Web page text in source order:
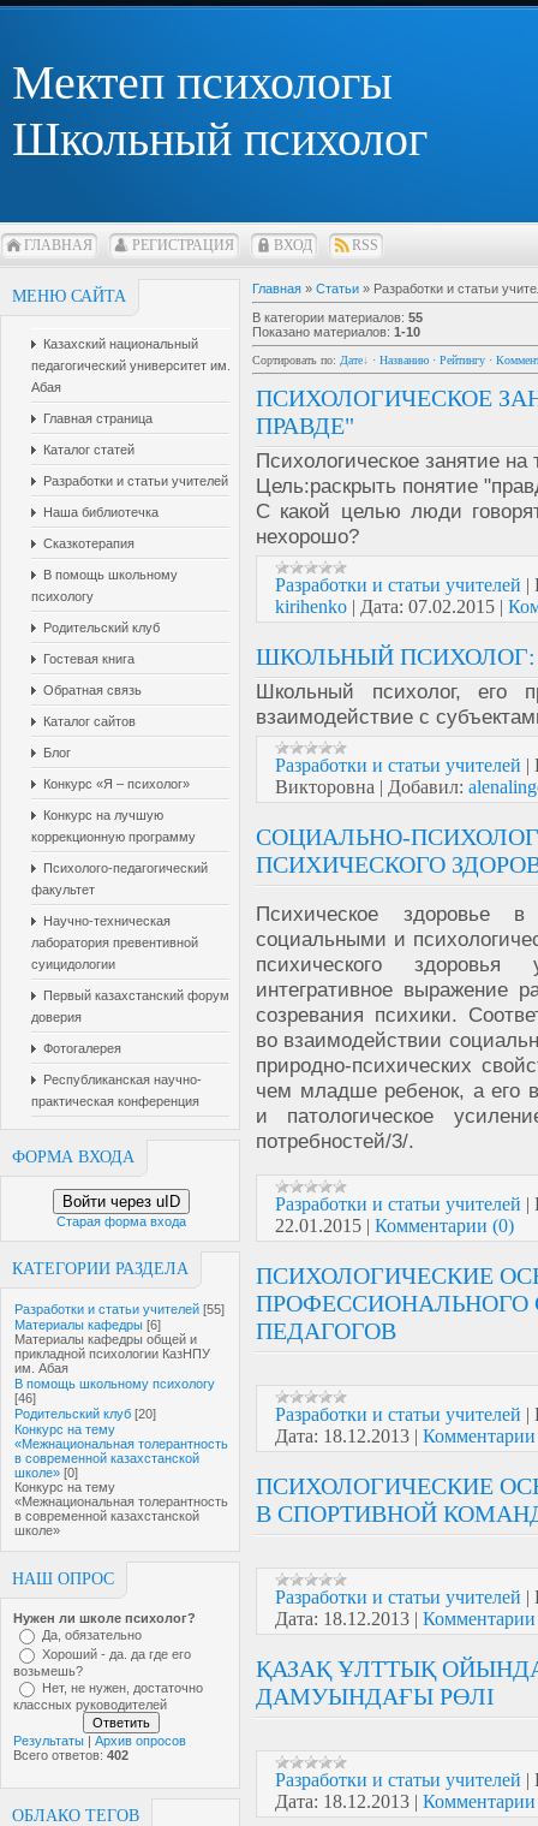
Мектеп психологы
Школьный психолог
ГЛАВНАЯ РЕГИСТРАЦИЯ ВХОД RSS
МЕНЮ САЙТА
Казахский национальный
педагогический университет им.
Абая
Главная страница
Каталог статей
Разработки и статьи учителей
Наша библиотечка
Сказкотерапия
В помощь школьному
психологу
Родительский клуб
Гостевая книга
Обратная связь
Каталог сайтов
Блог
Конкурс «Я – психолог»
Конкурс на лучшую
коррекционную программу
Психолого-педагогический
факультет
Научно-техническая
лаборатория превентивной
суицидологии
Первый казахстанский форум
доверия
Фотогалерея
Республиканская научно-
практическая конференция
ФОРМА ВХОДА
Войти через uID
Старая форма входа
КАТЕГОРИИ РАЗДЕЛА
Разработки и статьи учителей [55]
Материалы кафедры [6]
Материалы кафедры общей и
прикладной психологии КазНПУ
им. Абая
В помощь школьному психологу
[46]
Родительский клуб [20]
Конкурс на тему
«Межнациональная толерантность
в современной казахстанской
школе» [0]
Конкурс на тему
«Межнациональная толерантность
в современной казахстанской
школе»
НАШ ОПРОС
Нужен ли школе психолог?
Да, обязательно
Хороший - да. да где его
возьмешь?
Нет, не нужен, достаточно
классных руководителей
Результаты | Архив опросов
Всего ответов: 402
ОБЛАКО ТЕГОВ
Главная » Статьи » Разработки и статьи
В категории материалов: 55
Показано материалов: 1-10
Сортировать по: Дате · Названию · Рейтингу ·
ПСИХОЛОГИЧЕСКОЕ
ПРАВДЕ"
Психологическое занятие
Цель:раскрыть понятие
С какой целью люди
нехорошо?
Разработки и статьи учителей |
kirihenko | Дата: 07.02.2015 |
ШКОЛЬНЫЙ
Школьный психолог, его
взаимодействие с
Разработки и статьи учителей |
Викторовна | Добавил:
СОЦИАЛЬНО-
ПСИХИЧЕСКОГО
Психическое здоровье в
социальными и
психического
интегративное выражение
созревания психики.
во взаимодействии
природно-психических
чем младше ребенок, а его
и патологическое
потребностей/3/.
Разработки и статьи учителей |
22.01.2015 | Комментарии (0)
ПСИХОЛОГИЧЕСКИЕ
ПЕДАГОГОВ
Разработки и статьи учителей |
Дата: 18.12.2013 |
ПСИХОЛОГИЧЕСКИЕ
В СПОРТИВНОЙ
Разработки и статьи учителей |
Дата: 18.12.2013 |
ҚАЗАҚ ҰЛТТЫҚ
ДАМУЫНДАҒЫ РӨЛІ
Разработки и статьи учителей |
Дата: 18.12.2013 |